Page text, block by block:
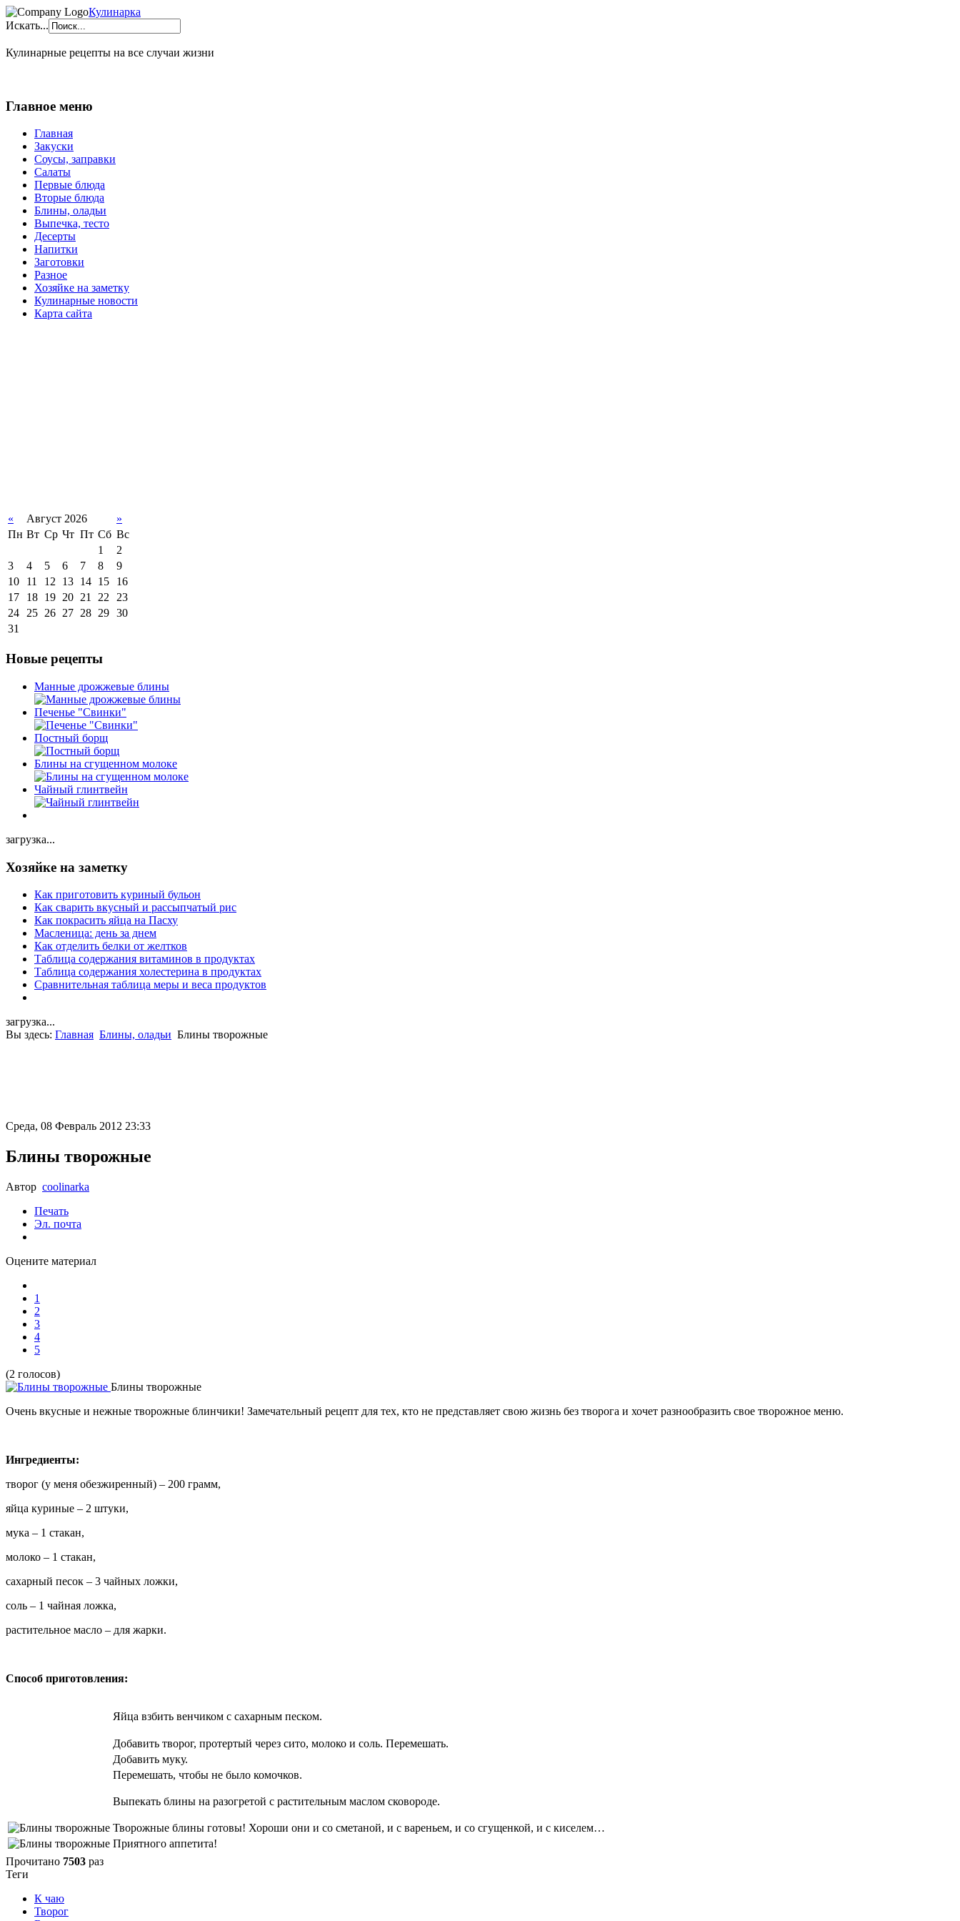
Кулинарка
Искать...
Кулинарные рецепты на все случаи жизни
Главное меню
Главная
Закуски
Соусы, заправки
Салаты
Первые блюда
Вторые блюда
Блины, оладьи
Выпечка, тесто
Десерты
Напитки
Заготовки
Разное
Хозяйке на заметку
Кулинарные новости
Карта сайта
« Август 2026
»
Пн Вт Ср Чт Пт Сб Вс
1
2
3
4 5 6 7 8
9
10
11 12 13 14 15
16
17
18 19 20 21 22 23
24 25 26 27 28 29 30
31
Новые рецепты
Манные дрожжевые блины
Печенье "Свинки"
Постный борщ
Блины на сгущенном молоке
Чайный глинтвейн
загрузка...
Хозяйке на заметку
Как приготовить куриный бульон
Как сварить вкусный и рассыпчатый рис
Как покрасить яйца на Пасху
Масленица: день за днем
Как отделить белки от желтков
Таблица содержания витаминов в продуктах
Таблица содержания холестерина в продуктах
Сравнительная таблица меры и веса продуктов
загрузка...
Вы здесь: Главная Блины, оладьи Блины творожные
Среда, 08 Февраль 2012 23:33
Блины творожные
Автор coolinarka
Печать
Эл. почта
Оцените материал
1
2
3
4
5
(2 голосов)
Блины творожные
Очень вкусные и нежные творожные блинчики! Замечательный рецепт для тех, кто не представляет свою жизнь без творога и хочет разнообразить свое творожное меню.
Ингредиенты:
творог (у меня обезжиренный) – 200 грамм,
яйца куриные – 2 штуки,
мука – 1 стакан,
молоко – 1 стакан,
сахарный песок – 3 чайных ложки,
соль – 1 чайная ложка,
растительное масло – для жарки.
Способ приготовления:
Яйца взбить венчиком с сахарным песком.
Добавить творог, протертый через сито, молоко и соль. Перемешать.
Добавить муку.
Перемешать, чтобы не было комочков.
Выпекать блины на разогретой с растительным маслом сковороде.
Творожные блины готовы! Хороши они и со сметаной, и с вареньем, и со сгущенкой, и с киселем…
Приятного аппетита!
Прочитано 7503 раз
Теги
К чаю
Творог